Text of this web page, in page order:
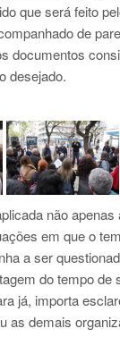
que será feito
de
documentos
desejado.
não apenas
em que o
a ser
do tempo de
já, importa
as demais